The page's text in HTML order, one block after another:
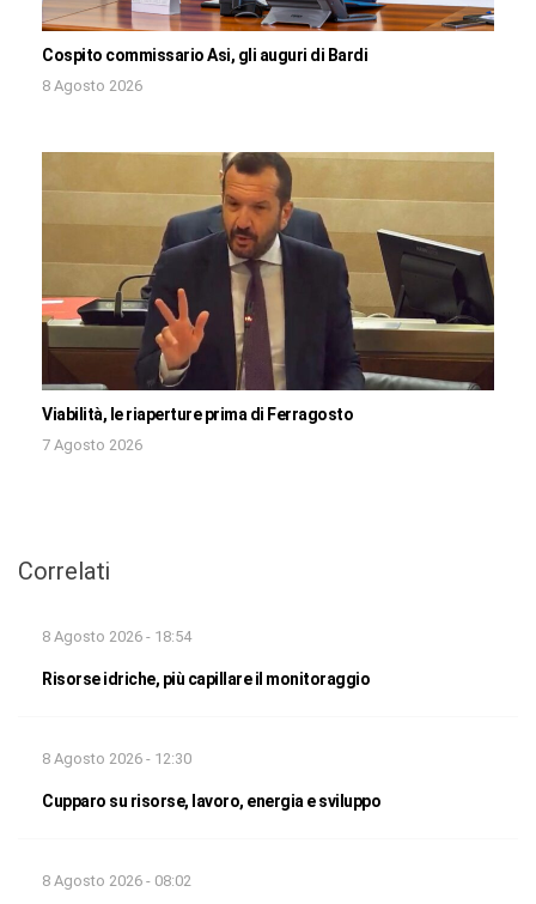
Cospito commissario Asi, gli auguri di Bardi
8 Agosto 2026
Viabilità, le riaperture prima di Ferragosto
7 Agosto 2026
Correlati
8 Agosto 2026 - 18:54
Risorse idriche, più capillare il monitoraggio
8 Agosto 2026 - 12:30
Cupparo su risorse, lavoro, energia e sviluppo
8 Agosto 2026 - 08:02